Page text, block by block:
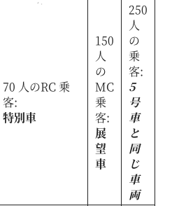
70 人のRC 乗
客:
特別車
150
人
の
MC
乗
客:
展
望
車
250
人
の
乗
客:
5
号
車
と
同
じ
車
両